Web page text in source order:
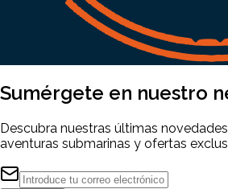
Sumérgete en nuestro
Descubra nuestras últimas
aventuras submarinas y ofertas